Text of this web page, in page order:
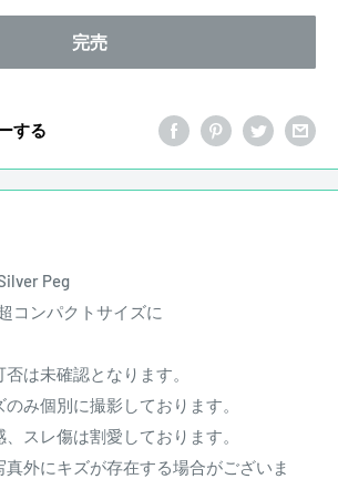
完売
する
Peg
コンパクトサイズに
は未確認となります。
み個別に撮影しております。
スレ傷は割愛しております。
外にキズが存在する場合がございま